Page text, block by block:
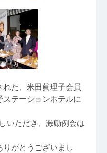
た、米田眞理子会員
テーションホテルに
いただき、激励例会は
りがとうございまし